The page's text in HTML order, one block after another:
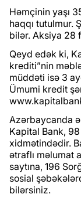
Həmçinin yaşı
haqqı tutulmur.
bilər. Aksiya 28
Qeyd edək ki,
krediti”nin
müddəti isə 3
Ümumi kredit
Azərbaycanda
Kapital Bank,
xidmətindədir.
ətraflı məlumat
saytına, 196
sosial
bilərsiniz.